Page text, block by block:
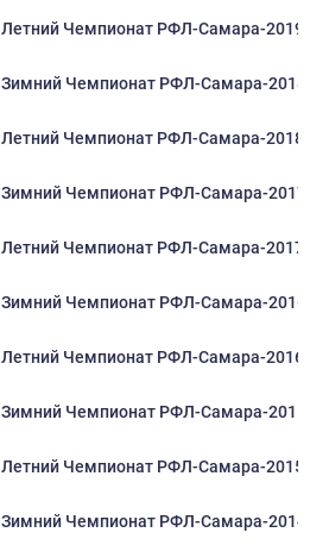
Летний Чемпионат РФЛ-Самара-2019
Зимний Чемпионат РФЛ-Самара-
Летний Чемпионат РФЛ-Самара-2018
Зимний Чемпионат РФЛ-Самара-
Летний Чемпионат РФЛ-Самара-2017
Зимний Чемпионат РФЛ-Самара-
Летний Чемпионат РФЛ-Самара-2016
Зимний Чемпионат РФЛ-Самара-
Летний Чемпионат РФЛ-Самара-2015
Зимний Чемпионат РФЛ-Самара-